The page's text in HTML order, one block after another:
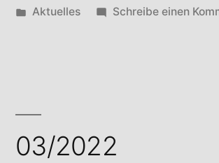
von
Veröffentlicht
Aktuelles Schreibe einen
03/2022